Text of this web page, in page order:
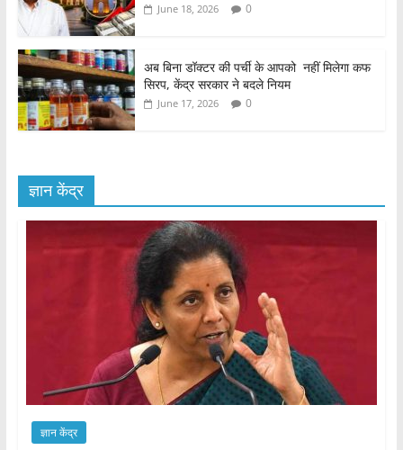
June 18, 2026 0
अब बिना डॉक्टर की पर्ची के आपको नहीं मिलेगा कफ
सिरप, केंद्र सरकार ने बदले नियम
June 17, 2026 0
ज्ञान केंद्र
ज्ञान केंद्र